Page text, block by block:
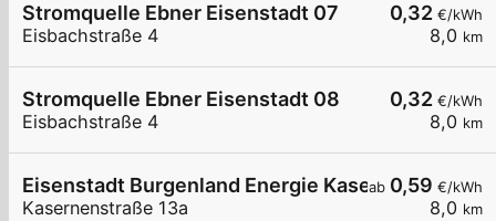
0,32 €/kWh
8,0 km
Stromquelle Ebner Eisenstadt 07
Eisbachstraße 4
0,32 €/kWh
8,0 km
Stromquelle Ebner Eisenstadt 08
Eisbachstraße 4
ab 0,59 €/kWh
8,0 km
Eisenstadt Burgenland Energie Kasernenstraße
Kasernenstraße 13a